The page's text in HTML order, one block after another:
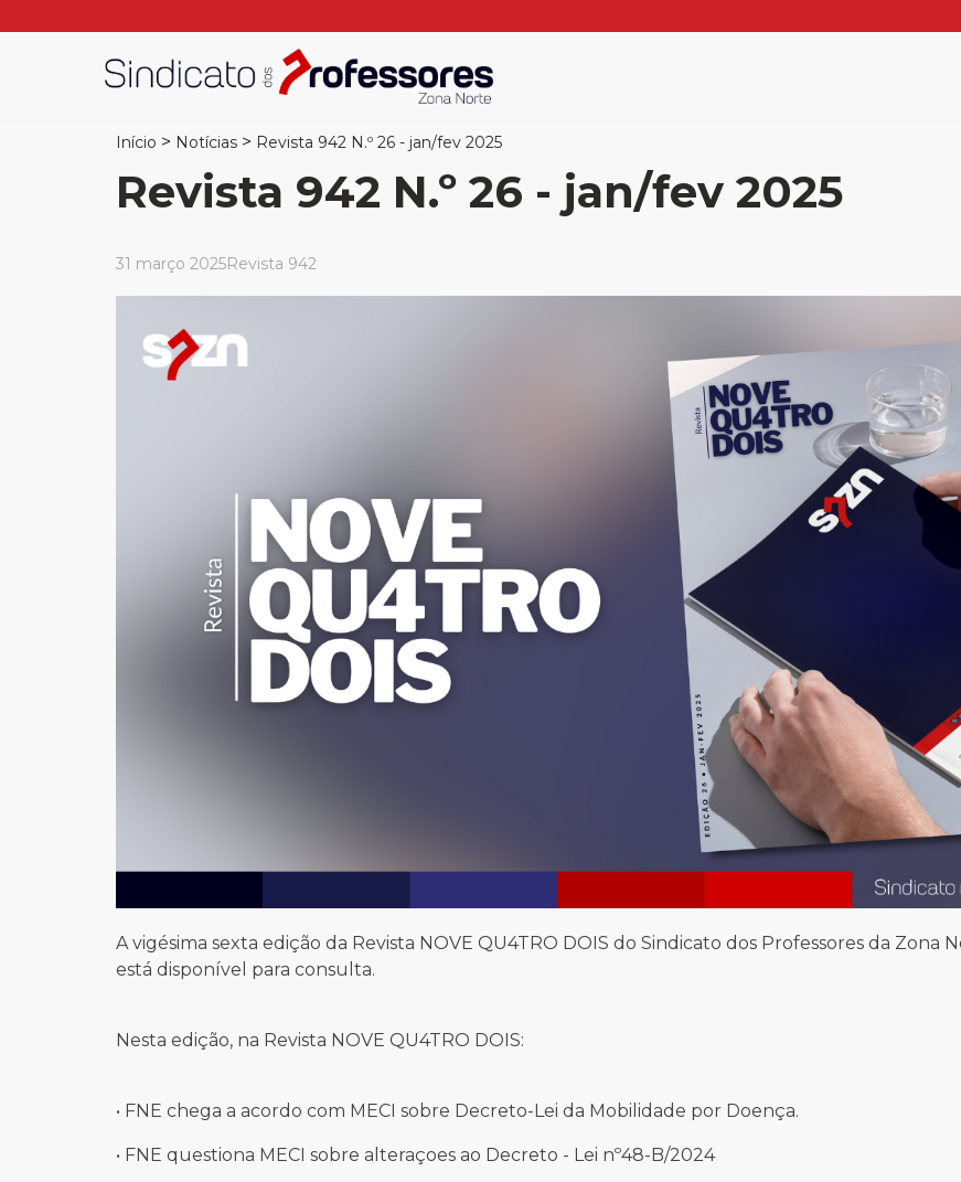
Início > Notícias > Revista 942 N.º 26 - jan/fev 2025
Revista 942 N.º 26 - jan/fev 2025
31 março 2025Revista 942
A vigésima sexta edição da Revista NOVE QU4TRO DOIS do Sindicato dos Professores da Zona
está disponível para consulta.
Nesta edição, na Revista NOVE QU4TRO DOIS:
• FNE chega a acordo com MECI sobre Decreto-Lei da Mobilidade por Doença.
• FNE questiona MECI sobre alteraçoes ao Decreto - Lei nº48-B/2024